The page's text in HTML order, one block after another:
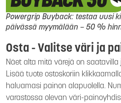
Powergrip Buyback: testaa uusi
päivässä myymälään – 50 %
Osta - Valitse väri ja
Näet alta mitä värejä on
Lisää tuote ostoskoriin
haluamasi painon alapuolella.
varastossa olevan väri-